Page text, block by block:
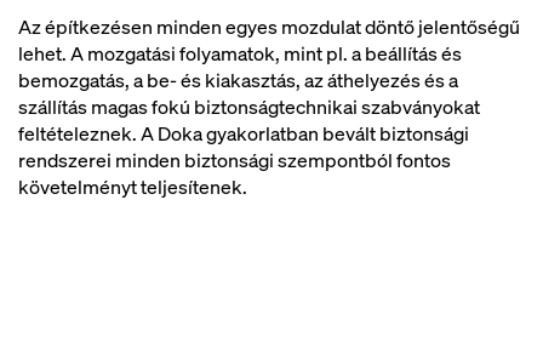
Az építkezésen minden egyes mozdulat döntő jelentőségű
lehet. A mozgatási folyamatok, mint pl. a beállítás és
bemozgatás, a be- és kiakasztás, az áthelyezés és a
szállítás magas fokú biztonságtechnikai szabványokat
feltételeznek. A Doka gyakorlatban bevált biztonsági
rendszerei minden biztonsági szempontból fontos
követelményt teljesítenek.